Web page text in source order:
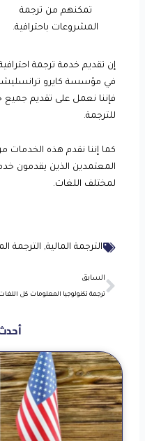
تمكنهم من ترجمة
المشروعات باحترافية.
إن تقديم خدمة ترجمة
في مؤسسة كايرو ترانسليشن
فإننا نعمل على تقديم جميع
للترجمة.
كما إننا نقدم هذه الخدمات
المعتمدين الذين يقدمون
لمختلف اللغات.
الترجمة المالية, الترجمة
Prev
السابق